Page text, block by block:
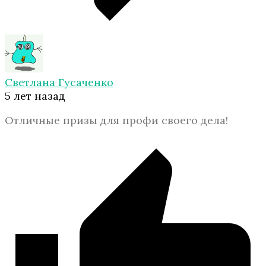
Светлана Гусаченко
5 лет назад
Отличные призы для профи своего дела!